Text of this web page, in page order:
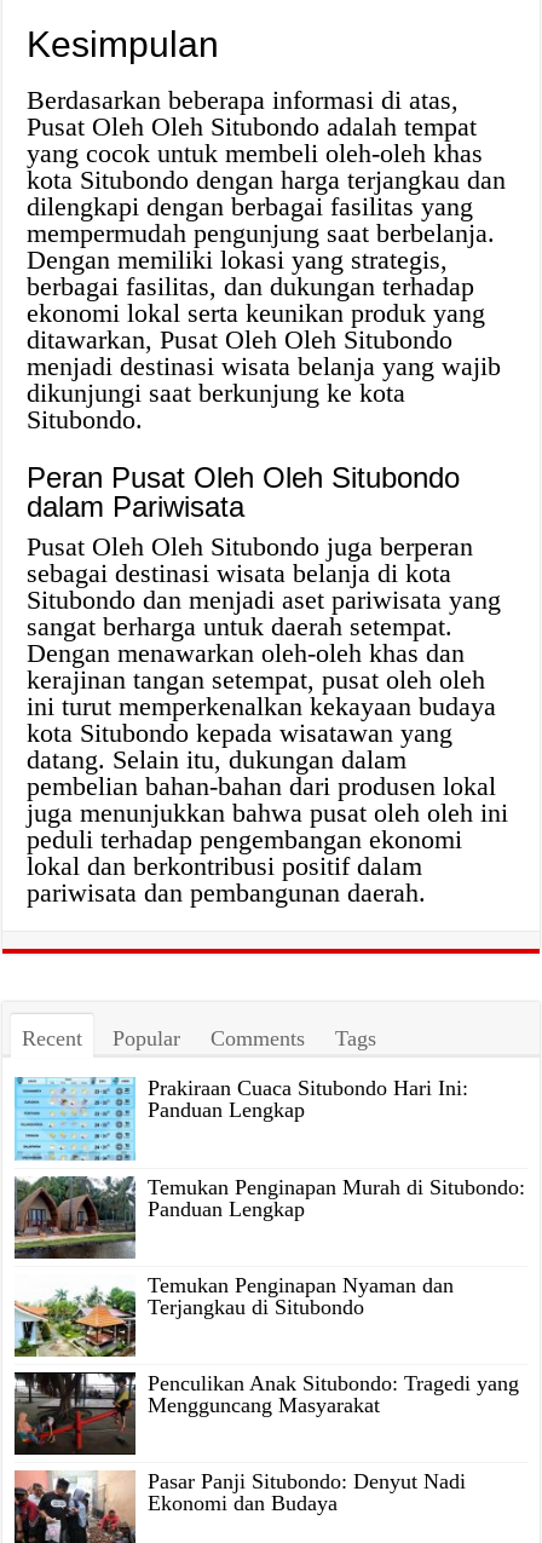
Kesimpulan
Berdasarkan beberapa informasi di atas,
Pusat Oleh Oleh Situbondo adalah tempat
yang cocok untuk membeli oleh-oleh khas
kota Situbondo dengan harga terjangkau dan
dilengkapi dengan berbagai fasilitas yang
mempermudah pengunjung saat berbelanja.
Dengan memiliki lokasi yang strategis,
berbagai fasilitas, dan dukungan terhadap
ekonomi lokal serta keunikan produk yang
ditawarkan, Pusat Oleh Oleh Situbondo
menjadi destinasi wisata belanja yang wajib
dikunjungi saat berkunjung ke kota
Situbondo.
Peran Pusat Oleh Oleh Situbondo
dalam Pariwisata
Pusat Oleh Oleh Situbondo juga berperan
sebagai destinasi wisata belanja di kota
Situbondo dan menjadi aset pariwisata yang
sangat berharga untuk daerah setempat.
Dengan menawarkan oleh-oleh khas dan
kerajinan tangan setempat, pusat oleh oleh
ini turut memperkenalkan kekayaan budaya
kota Situbondo kepada wisatawan yang
datang. Selain itu, dukungan dalam
pembelian bahan-bahan dari produsen lokal
juga menunjukkan bahwa pusat oleh oleh ini
peduli terhadap pengembangan ekonomi
lokal dan berkontribusi positif dalam
pariwisata dan pembangunan daerah.
Recent Popular Comments Tags
Prakiraan Cuaca Situbondo Hari Ini:
Panduan Lengkap
Temukan Penginapan Murah di Situbondo:
Panduan Lengkap
Temukan Penginapan Nyaman dan
Terjangkau di Situbondo
Penculikan Anak Situbondo: Tragedi yang
Mengguncang Masyarakat
Pasar Panji Situbondo: Denyut Nadi
Ekonomi dan Budaya